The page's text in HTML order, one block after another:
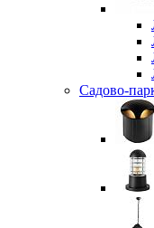
Садово-